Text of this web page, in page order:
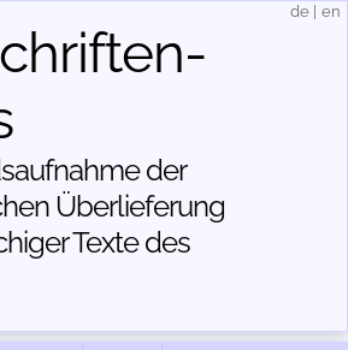
der
Über­lieferung
Texte des
de en